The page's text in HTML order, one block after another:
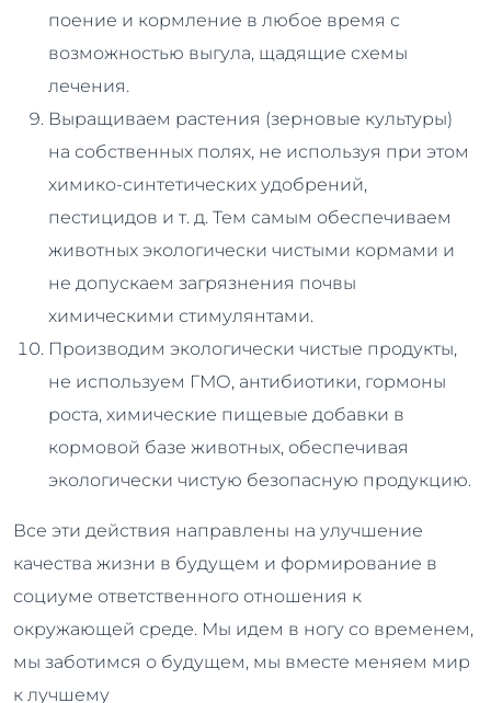
поение и кормление в любое время с
возможностью выгула, щадящие схемы
лечения.
Выращиваем растения (зерновые культуры)
на собственных полях, не используя при этом
химико-синтетических удобрений,
пестицидов и т. д. Тем самым обеспечиваем
животных экологически чистыми кормами и
не допускаем загрязнения почвы
химическими стимулянтами.
Производим экологически чистые продукты,
не используем ГМО, антибиотики, гормоны
роста, химические пищевые добавки в
кормовой базе животных, обеспечивая
экологически чистую безопасную продукцию.
Все эти действия направлены на улучшение
качества жизни в будущем и формирование в
социуме ответственного отношения к
окружающей среде. Мы идем в ногу со временем,
мы заботимся о будущем, мы вместе меняем мир
к лучшему